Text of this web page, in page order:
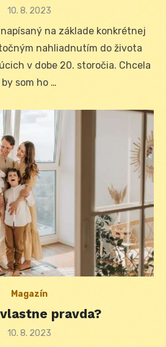
Posted
10. 8. 2023
na základe konkrétnej
nahliadnutím do života
v dobe 20. storočia. Chcela
by som ho …
Magazín
pravda?
Posted
10. 8. 2023